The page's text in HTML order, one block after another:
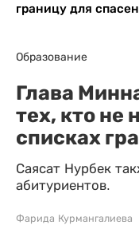
границу для
Образование
Глава
тех, кто не
списках
Саясат Нурбек
абитуриентов.
Фарида Курмангалиева